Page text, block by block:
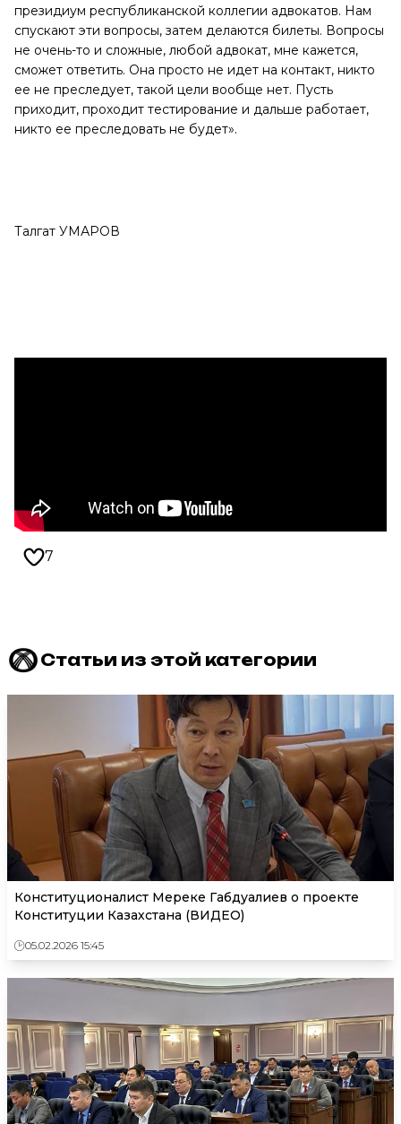
президиум республиканской коллегии адвокатов. Нам
спускают эти вопросы, затем делаются билеты. Вопросы
не очень-то и сложные, любой адвокат, мне кажется,
сможет ответить. Она просто не идет на контакт, никто
ее не преследует, такой цели вообще нет. Пусть
приходит, проходит тестирование и дальше работает,
никто ее преследовать не будет».
Талгат УМАРОВ
7
Статьи из этой категории
Конституционалист Мереке Габдуалиев о проекте
Конституции Казахстана (ВИДЕО)
05.02.2026 15:45